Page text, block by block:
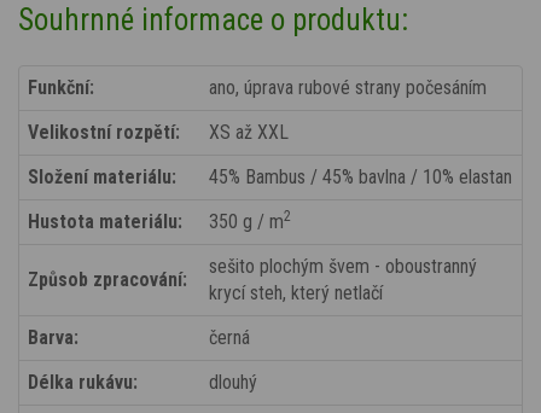
Souhrnné informace o produktu:
Funkční:
ano, úprava rubové strany počesáním
Velikostní rozpětí:
XS až XXL
Složení materiálu:
45% Bambus / 45% bavlna / 10% elastan
Hustota materiálu:
350 g / m2
Způsob zpracování:
sešito plochým švem - oboustranný
krycí steh, který netlačí
Barva:
černá
Délka rukávu:
dlouhý